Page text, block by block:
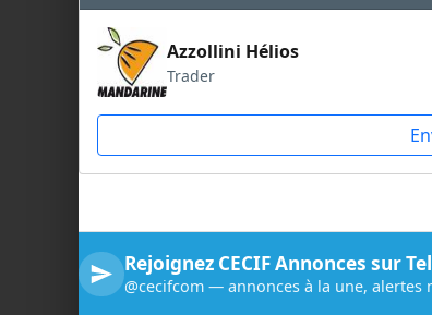
Azzollini Hélios
Trader
Rejoignez CECIF Annonces sur
@cecifcom — annonces à la une,